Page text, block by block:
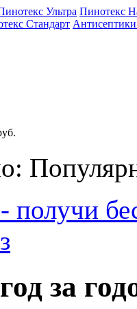
Ультра Пинотекс
Стандарт
получи
за